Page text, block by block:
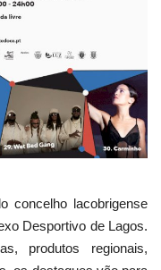
concelho lacobrigense
Desportivo de Lagos.
produtos regionais,